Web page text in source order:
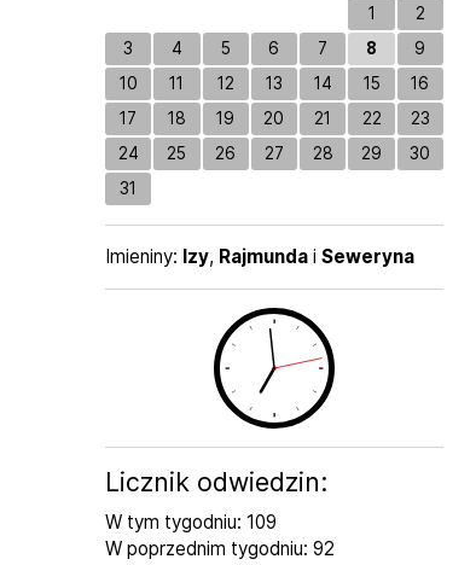
1
2
3
4 5 6 7 8
9
10
11 12 13 14 15
16
17
18 19 20 21 22
23
24
25 26 27 28 29
30
31
Imieniny
Imieniny: Izy, Rajmunda i Seweryna
Licznik odwiedzin:
W tym tygodniu: 109
W poprzednim tygodniu: 92